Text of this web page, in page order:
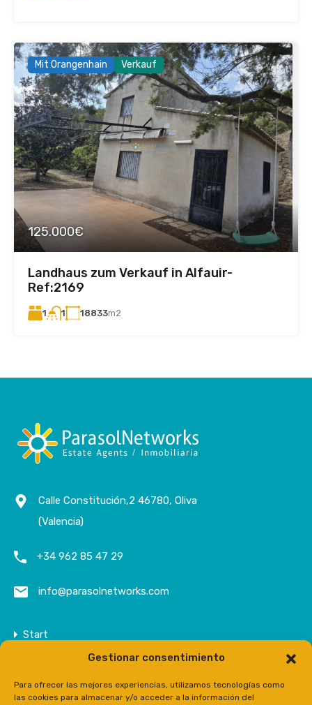
Gestionar consentimiento
Para ofrecer las mejores experiencias, utilizamos tecnologías como
las cookies para almacenar y/o acceder a la información del
Mit Orangenhain Verkauf
125.000€
Landhaus zum Verkauf in Alfauir-
Ref:2169
1 1 18833m2
Calle Constitución,2 46780, Oliva
(Valencia)
+34 962 85 47 29
info@parasolnetworks.com
Start
Unternehmen
Anwesen